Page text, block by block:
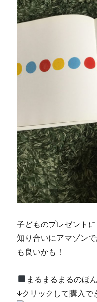
子どものプレゼント
知り合いにアマゾン
も良いかも！
まるまるまるのほん
↓クリックして購入で